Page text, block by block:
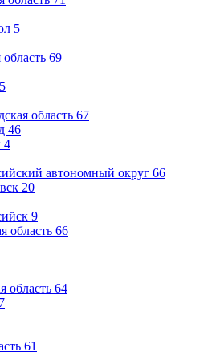
5
69
область 67
46
4
автономный округ 66
20
9
область 66
область 64
61